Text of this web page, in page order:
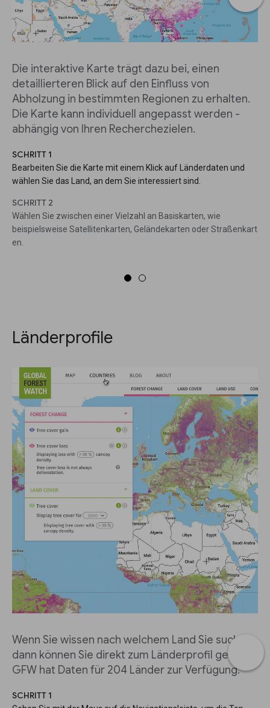
Die interaktive Karte trägt dazu bei, einen
detaillierteren Blick auf den Einfluss von
Abholzung in bestimmten Regionen zu erhalten.
Die Karte kann individuell angepasst werden -
abhängig von Ihren Recherchezielen.
SCHRITT 1
Bearbeiten Sie die Karte mit einem Klick auf Länderdaten und
wählen Sie das Land, an dem Sie interessiert sind.
SCHRITT 2
Wählen Sie zwischen einer Vielzahl an Basiskarten, wie
beispielsweise Satellitenkarten, Geländekarten oder Straßenkart
en.
Länderprofile
Wenn Sie wissen nach welchem Land Sie suchen,
dann können Sie direkt zum Länderprofil gehen.
GFW hat Daten für 204 Länder zur Verfügung.
SCHRITT 1